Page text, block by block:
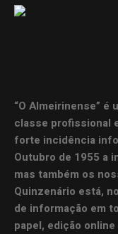
“O Almeirinense” é
classe profissional
forte incidência
Outubro de 1955 a
mas também os
Quinzenário está,
de informação em
papel, edição